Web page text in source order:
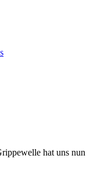
hat uns nun